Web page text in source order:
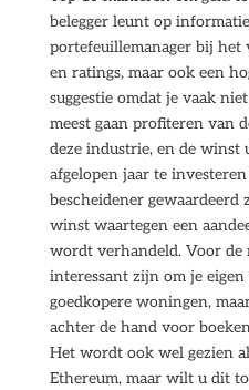
belegger leunt op
portefeuillemanager bij het
en ratings, maar ook een
suggestie omdat je vaak
meest gaan profiteren van
deze industrie, en de winst
afgelopen jaar te
bescheidener gewaardeerd
winst waartegen een
wordt verhandeld. Voor de
interessant zijn om je
goedkopere woningen,
achter de hand voor
Het wordt ook wel gezien
Ethereum, maar wilt u dit